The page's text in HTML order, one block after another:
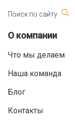
Поиск по сайту
О компании
Что мы делаем
Наша команда
Блог
Контакты